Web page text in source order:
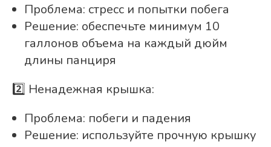
Проблема: стресс и попытки побега
Решение: обеспечьте минимум 10
галлонов объема на каждый дюйм
длины панциря
2️⃣ Ненадежная крышка:
Проблема: побеги и падения
Решение: используйте прочную крышку